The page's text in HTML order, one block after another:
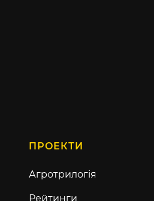
ПРОЕКТИ
Агротрилогія
Рейтинги